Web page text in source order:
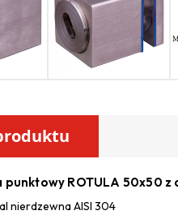
punktowy ROTULA 50x50
nierdzewna AISI 304